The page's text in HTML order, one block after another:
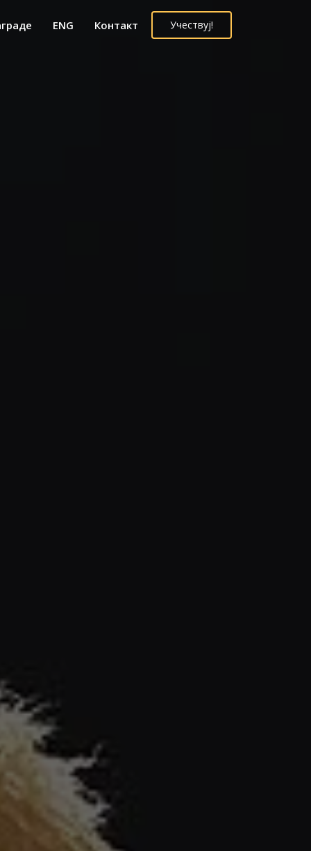
ENG Контакт Учествуј!